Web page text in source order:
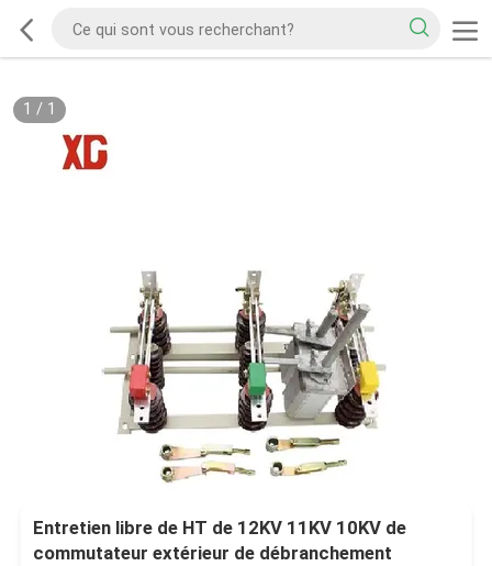
1 / 1
Entretien libre de HT de 12KV 11KV 10KV de
commutateur extérieur de débranchement